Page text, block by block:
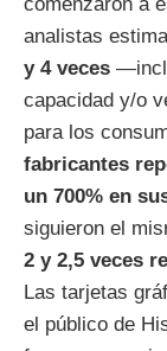
analistas
y 4 veces
capacidad y/o
para los
fabricantes
un 700% en
siguieron el
2 y 2,5 veces
Las tarjetas
el público de